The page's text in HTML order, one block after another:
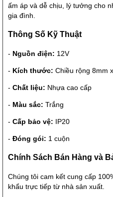
ấm áp và dễ chịu, lý tưởng cho
gia đình.
Thông Số Kỹ Thuật
- Nguồn điện: 12V
- Kích thước: Chiều rộng 8mm
- Chất liệu: Nhựa cao cấp
- Màu sắc: Trắng
- Cấp bảo vệ: IP20
- Đóng gói: 1 cuộn
Chính Sách Bán Hàng và
Chúng tôi cam kết cung cấp
khẩu trực tiếp từ nhà sản xuất.